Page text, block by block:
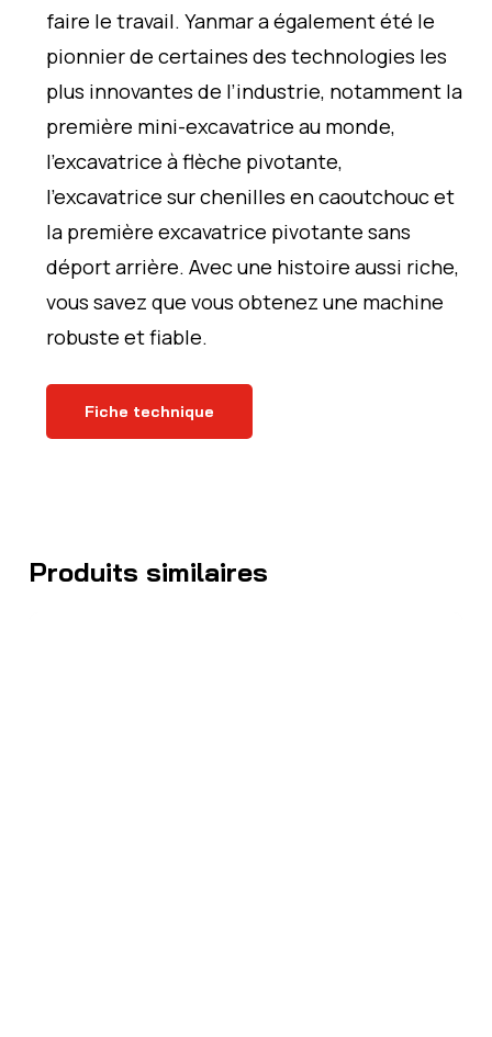
faire le travail. Yanmar a également été le
pionnier de certaines des technologies les
plus innovantes de l’industrie, notamment la
première mini-excavatrice au monde,
l’excavatrice à flèche pivotante,
l’excavatrice sur chenilles en caoutchouc et
la première excavatrice pivotante sans
déport arrière. Avec une histoire aussi riche,
vous savez que vous obtenez une machine
robuste et fiable.
Fiche technique
Produits similaires